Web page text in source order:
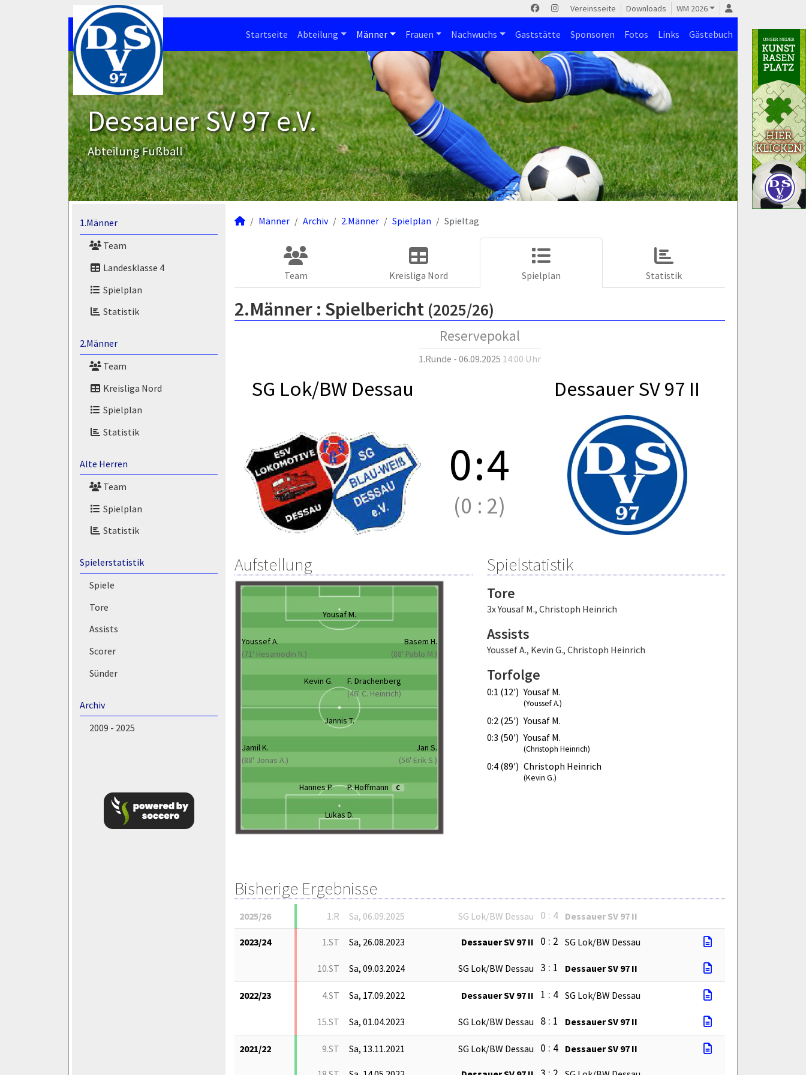
Vereinsseite Downloads WM 2026
Startseite Abteilung Männer Frauen Nachwuchs Gaststätte Sponsoren Fotos Links Gästebuch
Dessauer SV 97 e.V.
Abteilung Fußball
1.Männer
Team
Landesklasse 4
Spielplan
Statistik
2.Männer
Team
Kreisliga Nord
Spielplan
Statistik
Alte Herren
Team
Spielplan
Statistik
Spielerstatistik
Spiele
Tore
Assists
Scorer
Sünder
Archiv
2009 - 2025
Männer Archiv 2.Männer Spielplan Spieltag
Team Kreisliga Nord Spielplan Statistik
2.Männer : Spielbericht (2025/26)
Reservepokal
1.Runde - 06.09.2025 14:00 Uhr
SG Lok/BW Dessau Dessauer SV 97 II
0:4
(0 : 2)
Aufstellung
Yousaf M.
Youssef A.
(71' Hesamodin N.)
Basem H.
(88' Pablo M.)
Kevin G.
F. Drachenberg
(46' C. Heinrich)
Jannis T.
Jamil K.
(88' Jonas A.)
Jan S.
(56' Erik S.)
Hannes P. P. Hoffmann C
Lukas D.
Spielstatistik
Tore
3x Yousaf M., Christoph Heinrich
Assists
Youssef A., Kevin G., Christoph Heinrich
Torfolge
0:1 (12') Yousaf M.
(Youssef A.)
0:2 (25') Yousaf M.
0:3 (50') Yousaf M.
(Christoph Heinrich)
0:4 (89') Christoph Heinrich
(Kevin G.)
Bisherige Ergebnisse
2025/26 1.R Sa, 06.09.2025 SG Lok/BW Dessau 0 : 4 Dessauer SV 97 II
2023/24 1.ST Sa, 26.08.2023 Dessauer SV 97 II 0 : 2 SG Lok/BW Dessau
10.ST Sa, 09.03.2024 SG Lok/BW Dessau 3 : 1 Dessauer SV 97 II
2022/23 4.ST Sa, 17.09.2022 Dessauer SV 97 II 1 : 4 SG Lok/BW Dessau
15.ST Sa, 01.04.2023 SG Lok/BW Dessau 8 : 1 Dessauer SV 97 II
2021/22 9.ST Sa, 13.11.2021 SG Lok/BW Dessau 0 : 4 Dessauer SV 97 II